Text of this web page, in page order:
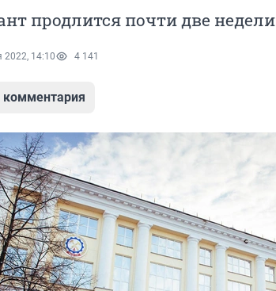
продлится почти две недели
2022, 14:10 4 141
комментария